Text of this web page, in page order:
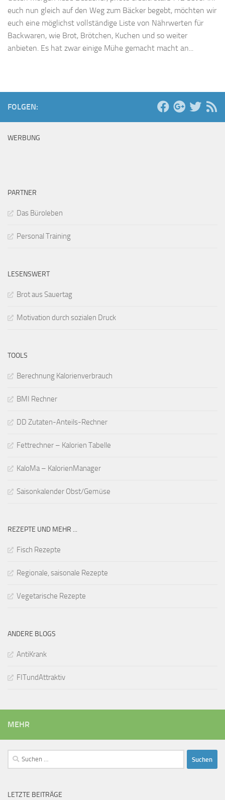
euch nun gleich auf den Weg zum Bäcker begebt, möchten wir
euch eine möglichst vollständige Liste von Nährwerten für
Backwaren, wie Brot, Brötchen, Kuchen und so weiter
anbieten. Es hat zwar einige Mühe gemacht macht an...
FOLGEN:
WERBUNG
PARTNER
Das Büroleben
Personal Training
LESENSWERT
Brot aus Sauertag
Motivation durch sozialen Druck
TOOLS
Berechnung Kalorienverbrauch
BMI Rechner
DD Zutaten-Anteils-Rechner
Fettrechner – Kalorien Tabelle
KaloMa – KalorienManager
Saisonkalender Obst/Gemüse
REZEPTE UND MEHR ...
Fisch Rezepte
Regionale, saisonale Rezepte
Vegetarische Rezepte
ANDERE BLOGS
AntiKrank
FITundAttraktiv
MEHR
Suchen
nach:
LETZTE BEITRÄGE